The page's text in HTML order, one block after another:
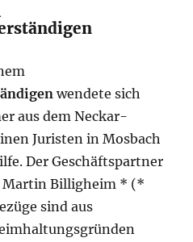
wendete sich
aus dem Neckar-
Juristen in Mosbach
Der Geschäftspartner
Martin Billigheim * (*
sind aus